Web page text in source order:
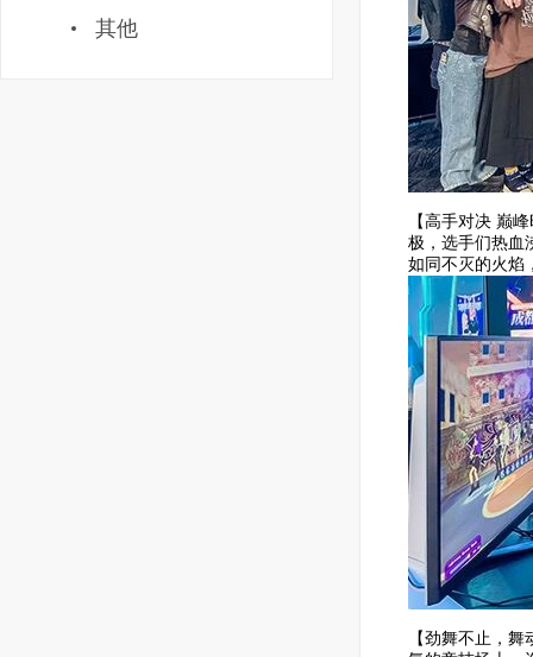
其他
【高手对决 巅
极，选手们热血
如同不灭的火焰
【劲舞不止，